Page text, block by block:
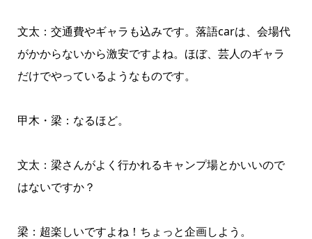
文太：交通費やギャラも込みです。落語carは、会場代
がかからないから激安ですよね。ほぼ、芸人のギャラ
だけでやっているようなものです。
甲木・梁：なるほど。
文太：梁さんがよく行かれるキャンプ場とかいいので
はないですか？
梁：超楽しいですよね！ちょっと企画しよう。